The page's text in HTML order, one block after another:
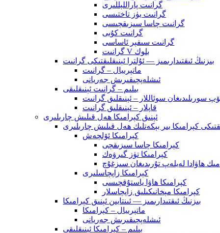
گرانىت پاراللېللىرى
گرانىت يۈز تاختىسى
گرانىت چاسا سىزىقچىسى
گرانىت كۇبى
گرانىت سىفېر ئاساسى
گرانىت V بلوك
بىزنىڭ ئىقتىدارىمىز — ئۇلترا ئېنىقلىقتىكى گرانىت
ماتېرىيال – گرانىت
ئىشلەپچىقىرىش جەريانى
بىلىم – گرانىت ئېنىقلىقى
سورىلىدىغان سوئاللار – ئېنىقلىق گرانىت
قاپلار – ئېنىقلىق گرانىت
ئېنىق كېرامىكا ھەل قىلىش چارىلىرى
كېرامىكا بىر بېكەتلىك ھەل قىلىش چارىلىرى
كېرامىكا ئۆلچەش
كېرامىكا چاسا سىزىقچى
كېرامىكا تۈز گىرۋەك
ھاۋادا لەيلەپ تۇرىدىغان سىزغۇچ
كېرامىكا زاپچاسلىرى
كېرامىكا ھاۋا ياستۇقچىسى
كېرامىكا مېخانىكىلىق زاپچاسلار
بىزنىڭ ئىقتىدارىمىز — ئىنتايىن ئېنىق كېرامىكا
ماتېرىيال – كېرامىكا
ئىشلەپچىقىرىش جەريانى
بىلىم – كېرامىكا ئېنىقلىقى